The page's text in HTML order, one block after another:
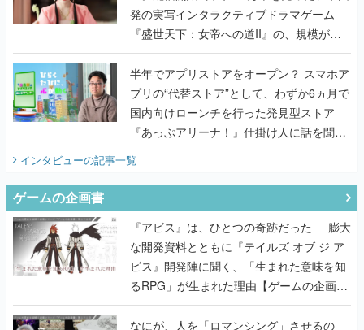
発の実写インタラクティブドラマゲーム
『盛世天下：女帝への道II』の、規模が違
うこだわりをプロデューサーに聞いた
半年でアプリストアをオープン？ スマホア
プリの“代替ストア”として、わずか6ヵ月で
国内向けローンチを行った発見型ストア
『あっぷアリーナ！』仕掛け人に話を聞い
てみた
インタビューの記事一覧
ゲームの企画書
『アビス』は、ひとつの奇跡だった──膨大
な開発資料とともに『テイルズ オブ ジ ア
ビス』開発陣に聞く、「生まれた意味を知
るRPG」が生まれた理由【ゲームの企画
書】
なにが、人を「ロマンシング」させるの